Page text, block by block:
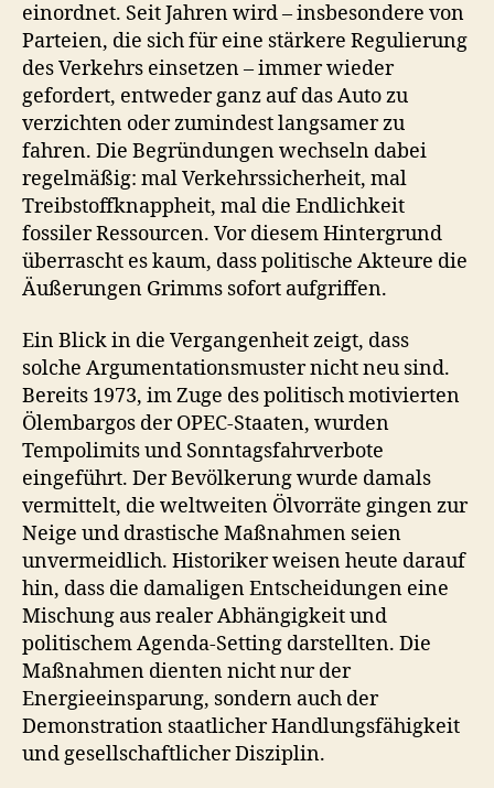
einordnet. Seit Jahren wird – insbesondere von
Parteien, die sich für eine stärkere Regulierung
des Verkehrs einsetzen – immer wieder
gefordert, entweder ganz auf das Auto zu
verzichten oder zumindest langsamer zu
fahren. Die Begründungen wechseln dabei
regelmäßig: mal Verkehrssicherheit, mal
Treibstoffknappheit, mal die Endlichkeit
fossiler Ressourcen. Vor diesem Hintergrund
überrascht es kaum, dass politische Akteure die
Äußerungen Grimms sofort aufgriffen.
Ein Blick in die Vergangenheit zeigt, dass
solche Argumentationsmuster nicht neu sind.
Bereits 1973, im Zuge des politisch motivierten
Ölembargos der OPEC-Staaten, wurden
Tempolimits und Sonntagsfahrverbote
eingeführt. Der Bevölkerung wurde damals
vermittelt, die weltweiten Ölvorräte gingen zur
Neige und drastische Maßnahmen seien
unvermeidlich. Historiker weisen heute darauf
hin, dass die damaligen Entscheidungen eine
Mischung aus realer Abhängigkeit und
politischem Agenda-Setting darstellten. Die
Maßnahmen dienten nicht nur der
Energieeinsparung, sondern auch der
Demonstration staatlicher Handlungsfähigkeit
und gesellschaftlicher Disziplin.